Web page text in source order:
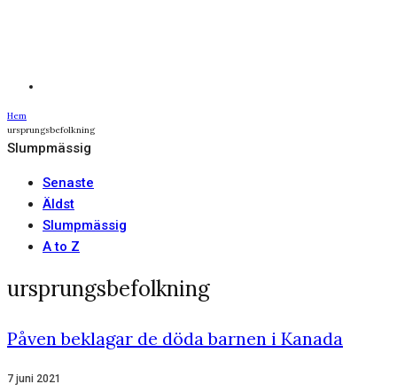
Hem
ursprungsbefolkning
Slumpmässig
Senaste
Äldst
Slumpmässig
A to Z
ursprungsbefolkning
Påven beklagar de döda barnen i Kanada
7 juni 2021